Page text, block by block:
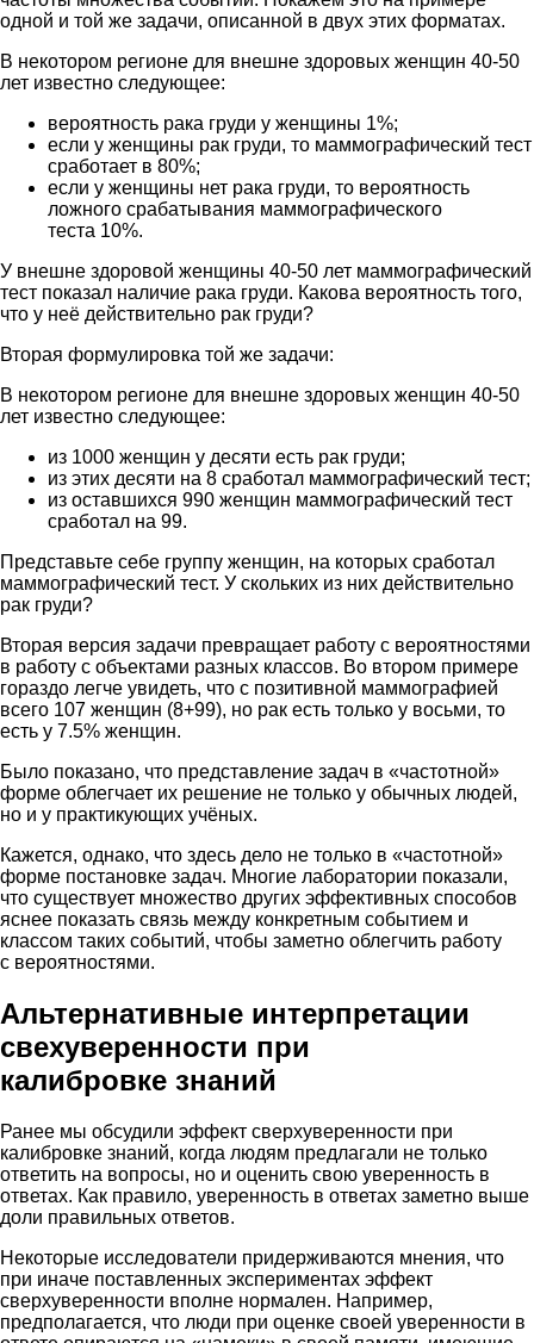
одной и той же задачи, описанной в двух этих форматах.
В некотором регионе для внешне здоровых женщин 40-50
лет известно следующее:
вероятность рака груди у женщины 1%;
если у женщины рак груди, то маммографический тест
сработает в 80%;
если у женщины нет рака груди, то вероятность
ложного срабатывания маммографического
теста 10%.
У внешне здоровой женщины 40-50 лет маммографический
тест показал наличие рака груди. Какова вероятность того,
что у неё действительно рак груди?
Вторая формулировка той же задачи:
В некотором регионе для внешне здоровых женщин 40-50
лет известно следующее:
из 1000 женщин у десяти есть рак груди;
из этих десяти на 8 сработал маммографический тест;
из оставшихся 990 женщин маммографический тест
сработал на 99.
Представьте себе группу женщин, на которых сработал
маммографический тест. У скольких из них действительно
рак груди?
Вторая версия задачи превращает работу с вероятностями
в работу с объектами разных классов. Во втором примере
гораздо легче увидеть, что с позитивной маммографией
всего 107 женщин (8+99), но рак есть только у восьми, то
есть у 7.5% женщин.
Было показано, что представление задач в «частотной»
форме облегчает их решение не только у обычных людей,
но и у практикующих учёных.
Кажется, однако, что здесь дело не только в «частотной»
форме постановке задач. Многие лаборатории показали,
что существует множество других эффективных способов
яснее показать связь между конкретным событием и
классом таких событий, чтобы заметно облегчить работу
с вероятностями.
Альтернативные интерпретации
свехуверенности при
калибровке знаний
Ранее мы обсудили эффект сверхуверенности при
калибровке знаний, когда людям предлагали не только
ответить на вопросы, но и оценить свою уверенность в
ответах. Как правило, уверенность в ответах заметно выше
доли правильных ответов.
Некоторые исследователи придерживаются мнения, что
при иначе поставленных экспериментах эффект
сверхуверенности вполне нормален. Например,
предполагается, что люди при оценке своей уверенности в